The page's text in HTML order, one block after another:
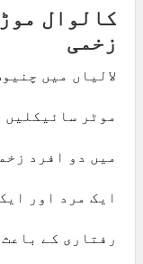
زخمی
لالیاں میں
موٹر سائیکلیں
میں دو افرد
ایک مرد اور
رفتاری کے باعث